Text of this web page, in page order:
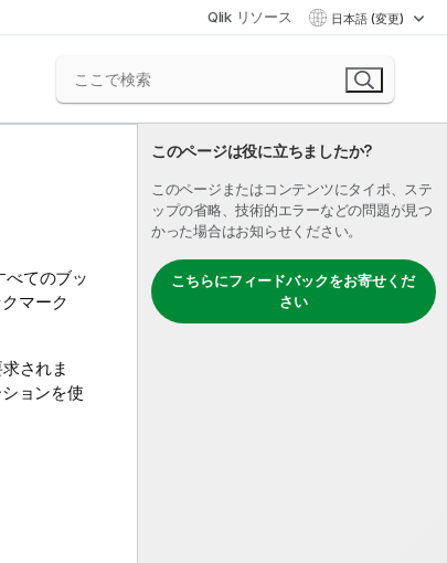
Qlik リソース 日本語 (変更)
このページは役に立ちましたか?
このページまたはコンテンツにタイポ、ステ
ップの省略、技術的エラーなどの問題が見つ
かった場合はお知らせください。
こちらにフィードバックをお寄せくだ
さい
べてのブッ
マーク
されま
ョンを使